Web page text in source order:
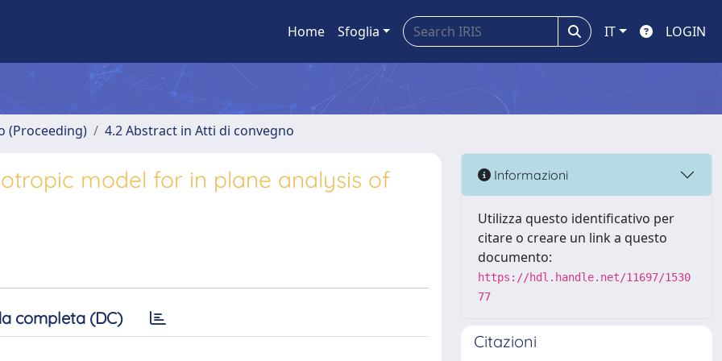
Home Sfoglia IT LOGIN
(Proceeding) 4.2 Abstract in Atti di convegno
model for in plane analysis of
completa (DC)
Informazioni
Utilizza questo identificativo per
citare o creare un link a questo
documento:
https://hdl.handle.net/11697/1530
77
Citazioni